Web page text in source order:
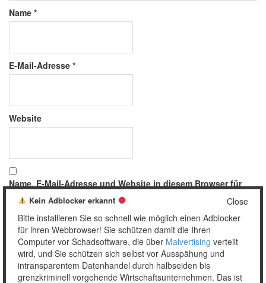
Name *
E-Mail-Adresse *
Website
Name, E-Mail-Adresse und Website in diesem Browser für
meinen nächsten Kommentar speichern.
Close
Kein Adblocker erkannt
Bitte installieren Sie so schnell wie möglich einen Adblocker
für ihren Webbrowser! Sie schützen damit die Ihren
Computer vor Schadsoftware, die über Malvertising verteilt
wird, und Sie schützen sich selbst vor Ausspähung und
intransparentem Datenhandel durch halbseiden bis
grenzkriminell vorgehende Wirtschaftsunternehmen. Das ist